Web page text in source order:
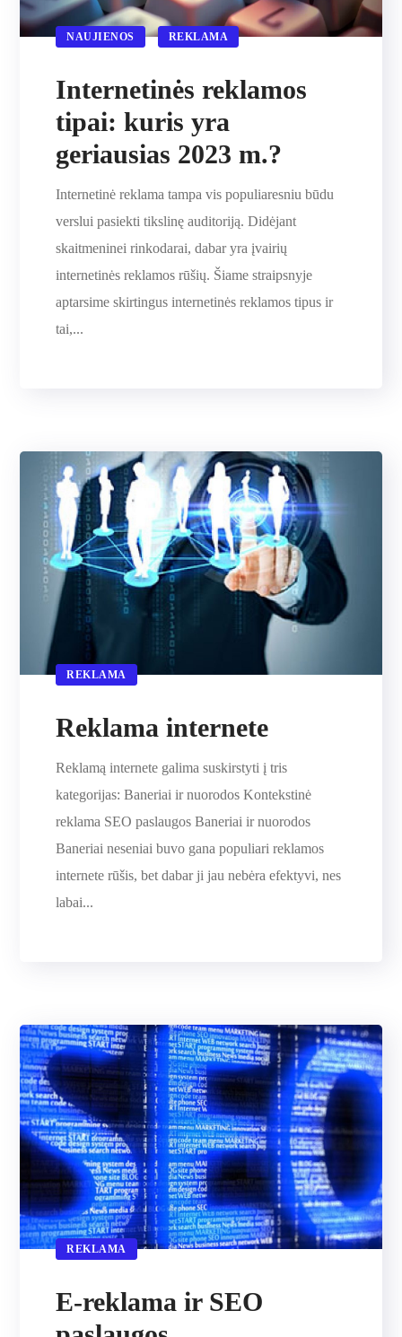
NAUJIENOS REKLAMA
Internetinės reklamos
tipai: kuris yra
geriausias 2023 m.?
Internetinė reklama tampa vis populiaresniu būdu
verslui pasiekti tikslinę auditoriją. Didėjant
skaitmeninei rinkodarai, dabar yra įvairių
internetinės reklamos rūšių. Šiame straipsnyje
aptarsime skirtingus internetinės reklamos tipus ir
tai,...
REKLAMA
Reklama internete
Reklamą internete galima suskirstyti į tris
kategorijas: Baneriai ir nuorodos Kontekstinė
reklama SEO paslaugos Baneriai ir nuorodos
Baneriai neseniai buvo gana populiari reklamos
internete rūšis, bet dabar ji jau nebėra efektyvi, nes
labai...
REKLAMA
E-reklama ir SEO